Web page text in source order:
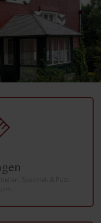
Spachtel- & Putz­